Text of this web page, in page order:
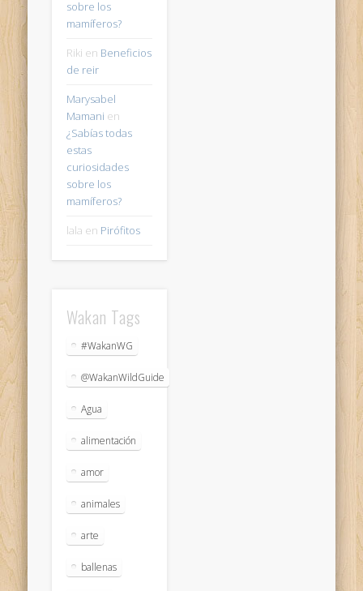
sobre los
mamíferos?
Riki en Beneficios
de reir
Marysabel
Mamani en
¿Sabías todas
estas
curiosidades
sobre los
mamíferos?
lala en Pirófitos
Wakan Tags
#WakanWG
@WakanWildGuide
Agua
alimentación
amor
animales
arte
ballenas